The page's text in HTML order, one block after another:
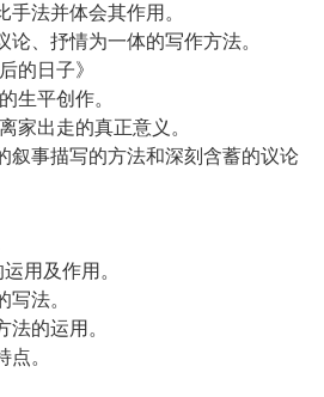
法并体会其作用。
、抒情为一体的写作方法。
日子》
平创作。
出走的真正意义。
事描写的方法和深刻含蓄的议论
用及作用。
法。
的运用。
。